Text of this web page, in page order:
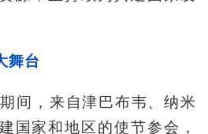
舞台
间，来自津巴布韦、纳米
国家和地区的使节参会，